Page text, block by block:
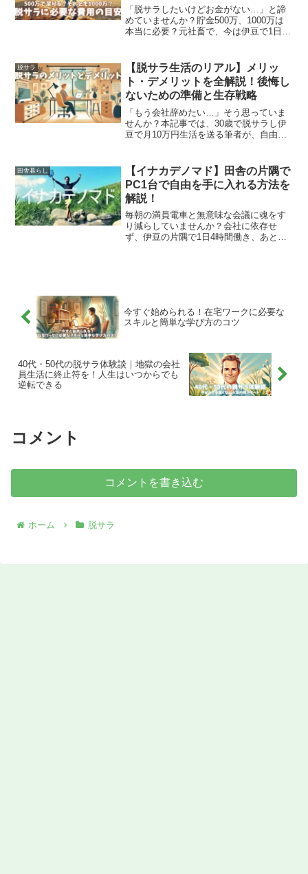
「脱サラしたいけどお金がない…」と諦
めていませんか？貯金500万、1000万は
本当に必要？元社畜で、今は伊豆で1日4
て解説します。必要なのは大金ではな
く、一歩踏み出す覚悟です。
脱サラ
【脱サラ生活のリアル】メリッ
ト・デメリットを全解説！後悔し
ないための準備と生存戦略
「もう会社辞めたい…」そう思っていま
せんか？本記事では、30歳で脱サラし伊
豆で月10万円生活を送る筆者が、自由な
解説。後悔しないための具体的な準備
や、会社に縛られずに生きるための実践
的なスキルについても、僕自身の体験談
を交えて情熱的にお伝えします。
田舎暮らし
【イナカデノマド】田舎の片隅で
PC1台で自由を手に入れる方法を
解説！
毎朝の満員電車と無意味な会議に魂をす
り減らしていませんか？会社に依存せ
ず、伊豆の片隅で1日4時間働き、あとは
今すぐ始められる！在宅ワークに必要な
スキルと簡単な学び方のコツ
40代・50代の脱サラ体験談｜地獄の会社
員生活に終止符を！人生はいつからでも
逆転できる
コメント
コメントを書き込む
ホーム 脱サラ